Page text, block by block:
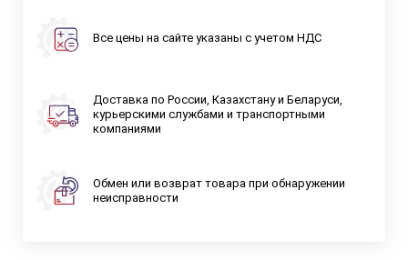
Все цены на сайте указаны с учетом НДС
Доставка по России, Казахстану и Беларуси,
курьерскими службами и транспортными
компаниями
Обмен или возврат товара при обнаружении
неисправности